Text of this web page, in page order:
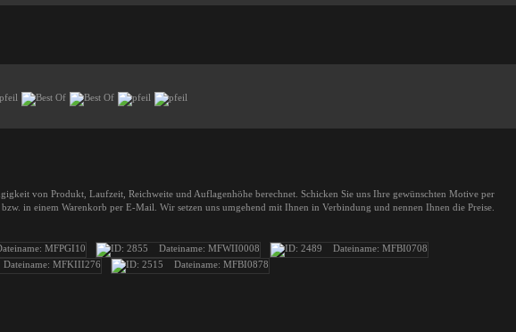
von Produkt, Laufzeit, Reichweite und Auflagenhöhe berechnet. Schicken Sie uns Ihre gewünschten Motive per
in einem Warenkorb per E-Mail. Wir setzen uns umgehend mit Ihnen in Verbindung und nennen Ihnen die Preise.